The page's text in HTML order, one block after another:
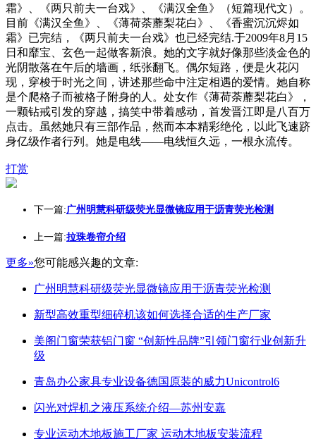
霜》、《两只前夫一台戏》、《满汉全鱼》（短篇现代文）。
目前《满汉全鱼》、《薄荷荼蘼梨花白》、《香蜜沉沉烬如
霜》已完结，《两只前夫一台戏》也已经完结.于2009年8月15
日和靡宝、玄色一起做客新浪。她的文字就好像那些淡金色的
光阴散落在午后的墙画，纸张翻飞。偶尔短路，便是火花闪
现，穿梭于时光之间，讲述那些命中注定相遇的爱情。她自称
是个爬格子而被格子附身的人。处女作《薄荷荼蘼梨花白》，
一颗钻戒引发的穿越，搞笑中带着感动，首发晋江即是八百万
点击。虽然她只有三部作品，然而本本精彩绝伦，以此飞速跻
身亿级作者行列。她是电线——电线恒久远，一根永流传。
打赏
下一篇:广州明慧科研级荧光显微镜应用于沥青荧光检测
上一篇:拉珠卷帘介绍
更多»您可能感兴趣的文章:
广州明慧科研级荧光显微镜应用于沥青荧光检测
新型高效重型细碎机该如何选择合适的生产厂家
美阁门窗荣获铝门窗 “创新性品牌”引领门窗行业创新升
级
青岛办公家具专业设备德国原装的威力Unicontrol6
闪光对焊机之液压系统介绍—苏州安嘉
专业运动木地板施工厂家 运动木地板安装流程